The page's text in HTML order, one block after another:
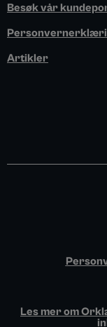
Besøk vår
Artikler
Les mer om